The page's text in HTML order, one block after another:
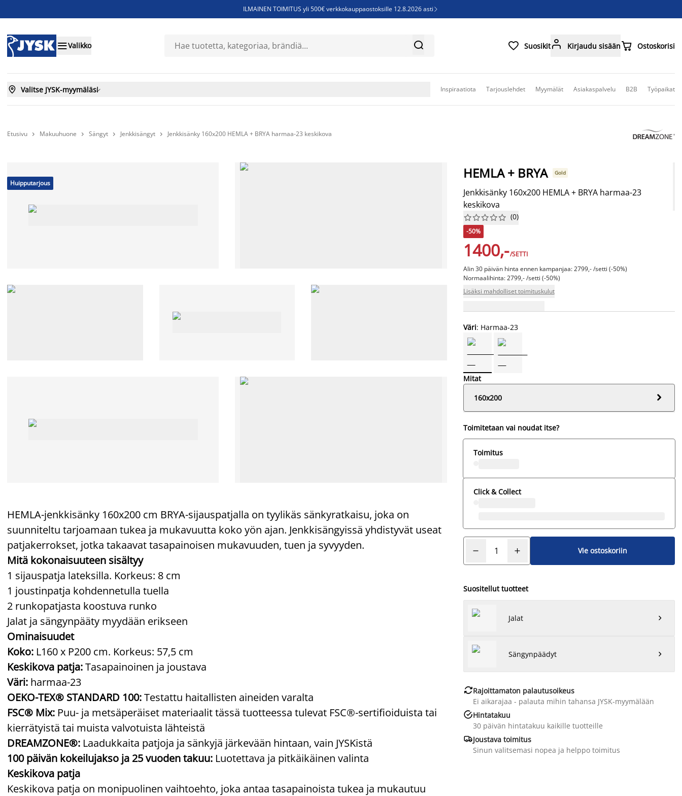
ILMAINEN TOIMITUS yli 500€ verkkokauppaostoksille 12.8.2026 asti 
Sijauspatjoja - Säästä jopa 60%
Valikko   Suosikit Kirjaudu sisään Ostoskorisi
 Valitse JYSK-myymäläsi Inspiraatiota Tarjouslehdet Myymälät Asiakaspalvelu B2B Työpaikat
Etusivu  Makuuhuone  Sängyt  Jenkkisängyt  Jenkkisänky 160x200 HEMLA + BRYA harmaa-23 keskikova
Huipputarjous
HEMLA-jenkkisänky 160x200 cm BRYA-sijauspatjalla on tyylikäs sänkyratkaisu, joka on
suunniteltu tarjoamaan tukea ja mukavuutta koko yön ajan. Jenkkisängyissä yhdistyvät useat
patjakerrokset, jotka takaavat tasapainoisen mukavuuden, tuen ja syvyyden.
Mitä kokonaisuuteen sisältyy
1 sijauspatja lateksilla. Korkeus: 8 cm
1 joustinpatja kohdennetulla tuella
2 runkopatjasta koostuva runko
Jalat ja sängynpääty myydään erikseen
Ominaisuudet
Koko: L160 x P200 cm. Korkeus: 57,5 cm
Keskikova patja:Tasapainoinen ja joustava
Väri: harmaa-23
OEKO-TEX® STANDARD 100:Testattu haitallisten aineiden varalta
FSC® Mix: Puu- ja metsäperäiset materiaalit tässä tuotteessa tulevat FSC®-sertifioiduista tai
kierrätyistä tai muista valvotuista lähteistä
DREAMZONE®: Laadukkaita patjoja ja sänkyjä järkevään hintaan, vain JYSKistä
100 päivän kokeilujakso ja 25 vuoden takuu: Luotettava ja pitkäikäinen valinta
Keskikova patja
Keskikova patja on monipuolinen vaihtoehto, joka antaa tasapainoista tukea ja mukautuu
HEMLA + BRYA Gold
Jenkkisänky 160x200 HEMLA + BRYA harmaa-23
keskikova





 (0)
-50%
1400,-/SETTI
Alin 30 päivän hinta ennen kampanjaa: 2799,- /setti (-50%)
Normaalihinta: 2799,- /setti (-50%)
Lisäksi mahdolliset toimituskulut
Väri: Harmaa-23
Mitat
160x200

Toimitetaan vai noudat itse?
Toimitus
Click & Collect
Vie ostoskoriin
Suositellut tuotteet
Jalat 
Sängynpäädyt 
Rajoittamaton palautusoikeus
Ei aikarajaa - palauta mihin tahansa JYSK-myymälään
Hintatakuu
30 päivän hintatakuu kaikille tuotteille
Joustava toimitus
Sinun valitsemasi nopea ja helppo toimitus